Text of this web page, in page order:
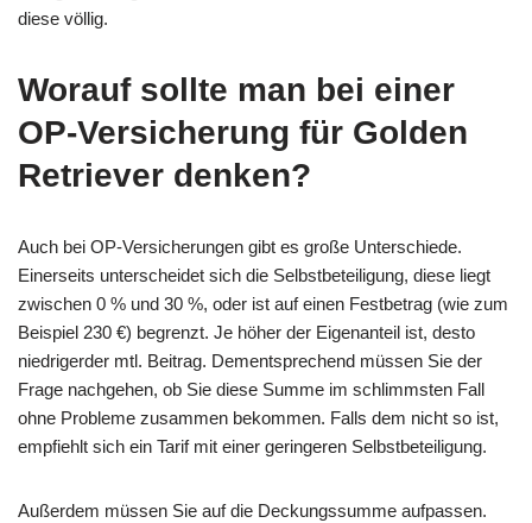
diese völlig.
Worauf sollte man bei einer
OP-Versicherung für Golden
Retriever denken?
Auch bei OP-Versicherungen gibt es große Unterschiede.
Einerseits unterscheidet sich die Selbstbeteiligung, diese liegt
zwischen 0 % und 30 %, oder ist auf einen Festbetrag (wie zum
Beispiel 230 €) begrenzt. Je höher der Eigenanteil ist, desto
niedrigerder mtl. Beitrag. Dementsprechend müssen Sie der
Frage nachgehen, ob Sie diese Summe im schlimmsten Fall
ohne Probleme zusammen bekommen. Falls dem nicht so ist,
empfiehlt sich ein Tarif mit einer geringeren Selbstbeteiligung.
Außerdem müssen Sie auf die Deckungssumme aufpassen.